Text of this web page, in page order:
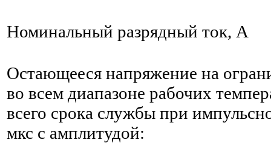
Номинальный разрядный ток, А
Остающееся напряжение на
во всем диапазоне рабочих
всего срока службы при
мкс с амплитудой: